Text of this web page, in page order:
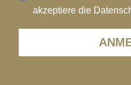
akzeptiere die